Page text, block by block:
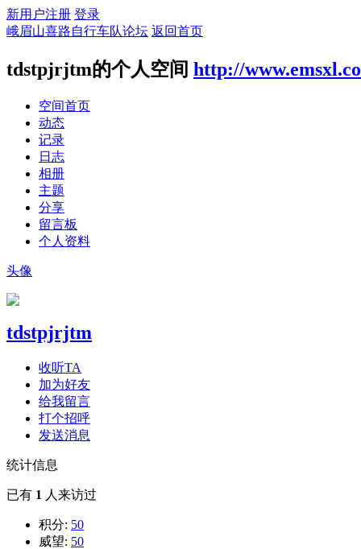
新用户注册 登录
峨眉山喜路自行车队论坛 返回首页
tdstpjrjtm的个人空间 http://
空间首页
动态
记录
日志
相册
主题
分享
留言板
个人资料
头像
tdstpjrjtm
收听TA
加为好友
给我留言
打个招呼
发送消息
统计信息
已有 1 人来访过
积分: 50
威望: 50